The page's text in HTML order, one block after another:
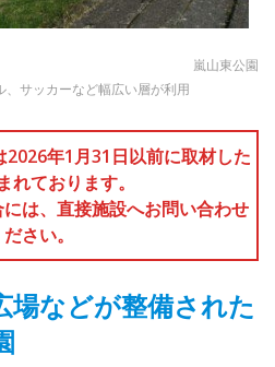
嵐山東公園
サッカーなど幅広い層が利用
年1月31日以前に取材した
れております。
は、直接施設へお問い合わせ
ださい。
場などが整備された